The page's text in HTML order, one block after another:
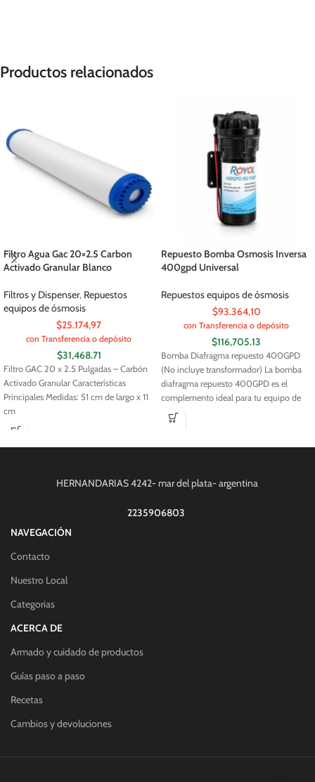
Productos relacionados
Filtro Agua Gac 20×2.5 Carbon
Activado Granular Blanco
Filtros y Dispenser, Repuestos
equipos de ósmosis
$25.174,97
con Transferencia o depósito
$31,468.71
Filtro GAC 20 x 2.5 Pulgadas – Carbón
Activado Granular Características
Principales Medidas: 51 cm de largo x 11
cm
Repuesto Bomba Osmosis Inversa
400gpd Universal
Repuestos equipos de ósmosis
$93.364,10
con Transferencia o depósito
$116,705.13
Bomba Diafragma repuesto 400GPD
(No incluye transformador) La bomba
diafragma repuesto 400GPD es el
complemento ideal para tu equipo de
HERNANDARIAS 4242- mar del plata- argentina
2235906803
NAVEGACIÓN
Contacto
Nuestro Local
Categorias
ACERCA DE
Armado y cuidado de productos
Guías paso a paso
Recetas
Cambios y devoluciones